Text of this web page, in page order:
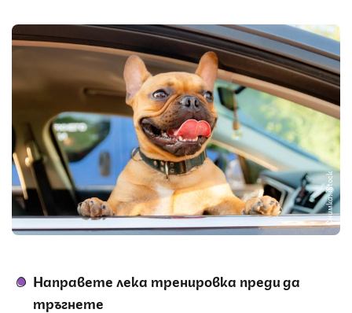
Снимка: iStock
Направете лека тренировка преди да
тръгнете